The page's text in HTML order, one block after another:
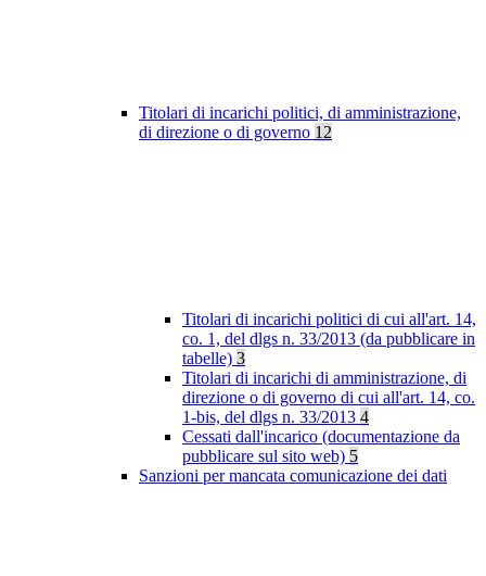
Titolari di incarichi politici, di amministrazione,
di direzione o di governo 12
Titolari di incarichi politici di cui all'art. 14,
co. 1, del dlgs n. 33/2013 (da pubblicare in
tabelle) 3
Titolari di incarichi di amministrazione, di
direzione o di governo di cui all'art. 14, co.
1-bis, del dlgs n. 33/2013 4
Cessati dall'incarico (documentazione da
pubblicare sul sito web) 5
Sanzioni per mancata comunicazione dei dati